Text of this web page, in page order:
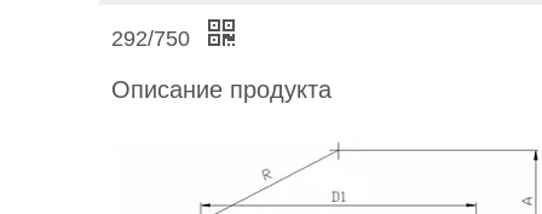
292/750
Описание продукта